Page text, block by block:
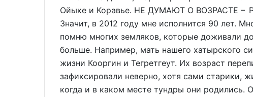
Ойыке и Коравье. НЕ ДУМАЮТ О ВОЗРАСТЕ –
Значит, в 2012 году мне исполнится 90 лет.
помню многих земляков, которые доживали
больше. Например, мать нашего хатырского
жизни Кооргин и Тегретгеут. Их возраст
зафиксировали неверно, хотя сами старики,
когда и в каком месте тундры они родились.